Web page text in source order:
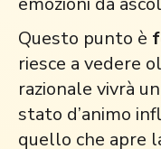
Questo punto è
riesce a vedere
razionale vivrà
stato d’animo
quello che apre